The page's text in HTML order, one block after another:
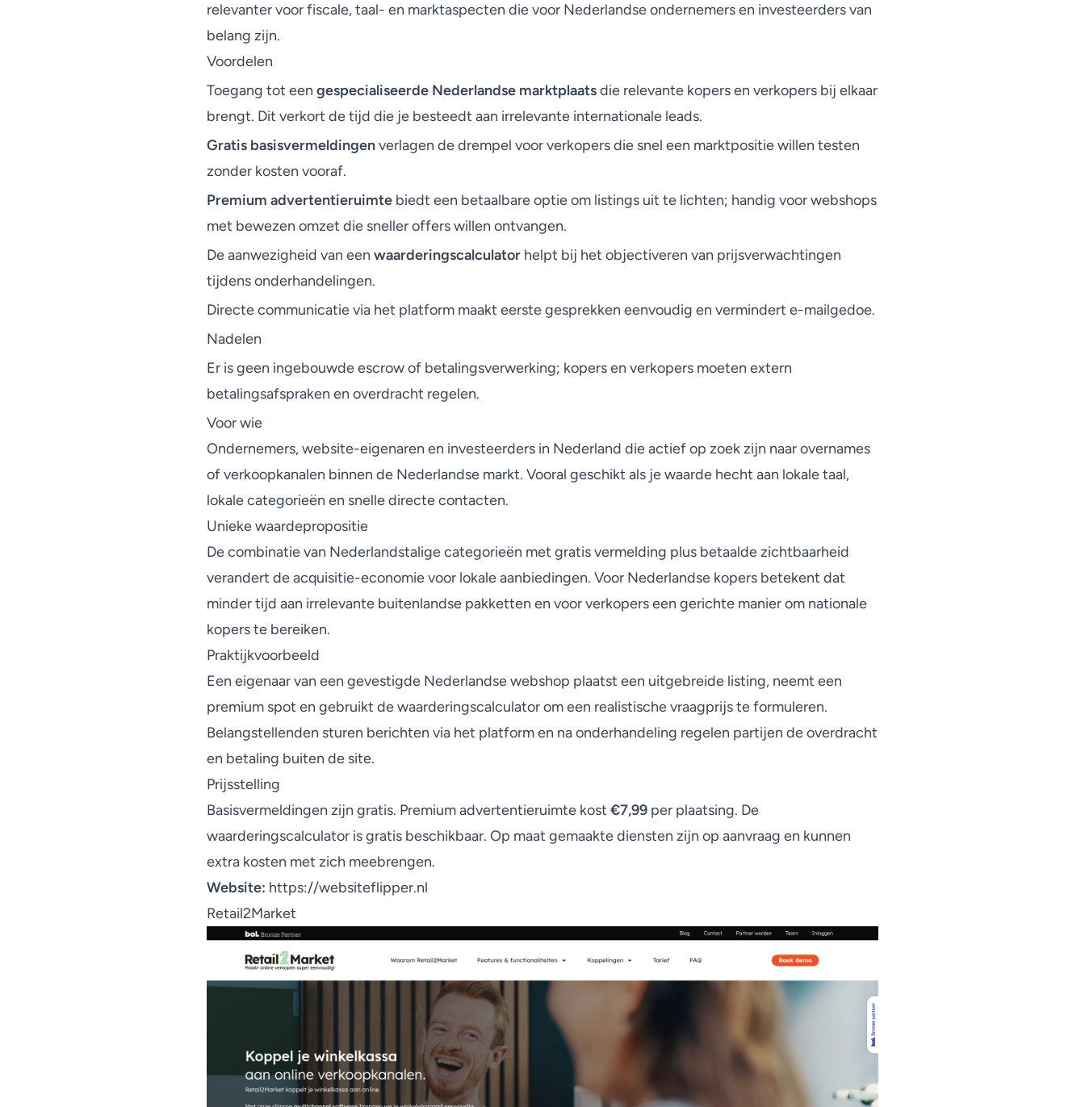
relevanter voor fiscale, taal- en marktaspecten die voor Nederlandse ondernemers en investeerders van
belang zijn.
Voordelen
Toegang tot een gespecialiseerde Nederlandse marktplaatsdie relevante kopers en verkopers bij elkaar
brengt. Dit verkort de tijd die je besteedt aan irrelevante internationale leads.
Gratis basisvermeldingenverlagen de drempel voor verkopers die snel een marktpositie willen testen
zonder kosten vooraf.
Premium advertentieruimte biedt een betaalbare optie om listings uit te lichten; handig voor webshops
met bewezen omzet die sneller offers willen ontvangen.
De aanwezigheid van een waarderingscalculator helpt bij het objectiveren van prijsverwachtingen
tijdens onderhandelingen.
Directe communicatie via het platform maakt eerste gesprekken eenvoudig en vermindert e-mailgedoe.
Nadelen
Er is geen ingebouwde escrow of betalingsverwerking; kopers en verkopers moeten extern
betalingsafspraken en overdracht regelen.
Voor wie
Ondernemers, website-eigenaren en investeerders in Nederland die actief op zoek zijn naar overnames
of verkoopkanalen binnen de Nederlandse markt. Vooral geschikt als je waarde hecht aan lokale taal,
lokale categorieën en snelle directe contacten.
Unieke waardepropositie
De combinatie van Nederlandstalige categorieën met gratis vermelding plus betaalde zichtbaarheid
verandert de acquisitie-economie voor lokale aanbiedingen. Voor Nederlandse kopers betekent dat
minder tijd aan irrelevante buitenlandse pakketten en voor verkopers een gerichte manier om nationale
kopers te bereiken.
Praktijkvoorbeeld
Een eigenaar van een gevestigde Nederlandse webshop plaatst een uitgebreide listing, neemt een
premium spot en gebruikt de waarderingscalculator om een realistische vraagprijs te formuleren.
Belangstellenden sturen berichten via het platform en na onderhandeling regelen partijen de overdracht
en betaling buiten de site.
Prijsstelling
Basisvermeldingen zijn gratis. Premium advertentieruimte kost €7,99 per plaatsing. De
waarderingscalculator is gratis beschikbaar. Op maat gemaakte diensten zijn op aanvraag en kunnen
extra kosten met zich meebrengen.
Website: https://websiteflipper.nl
Retail2Market